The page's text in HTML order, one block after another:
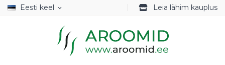
Eesti keel expand_more Leia lähim kauplus